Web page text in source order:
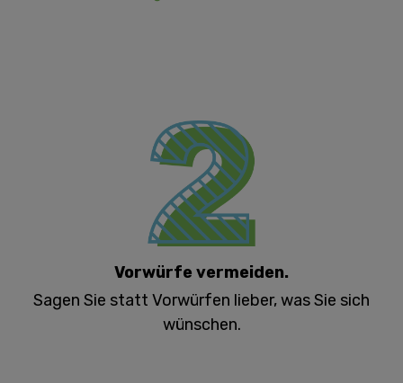
Vorwürfe vermeiden.
Sagen Sie statt Vorwürfen lieber, was Sie sich
wünschen.